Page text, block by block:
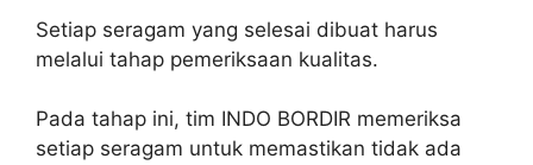
Setiap seragam yang selesai dibuat harus
melalui tahap pemeriksaan kualitas.
Pada tahap ini, tim INDO BORDIR memeriksa
setiap seragam untuk memastikan tidak ada